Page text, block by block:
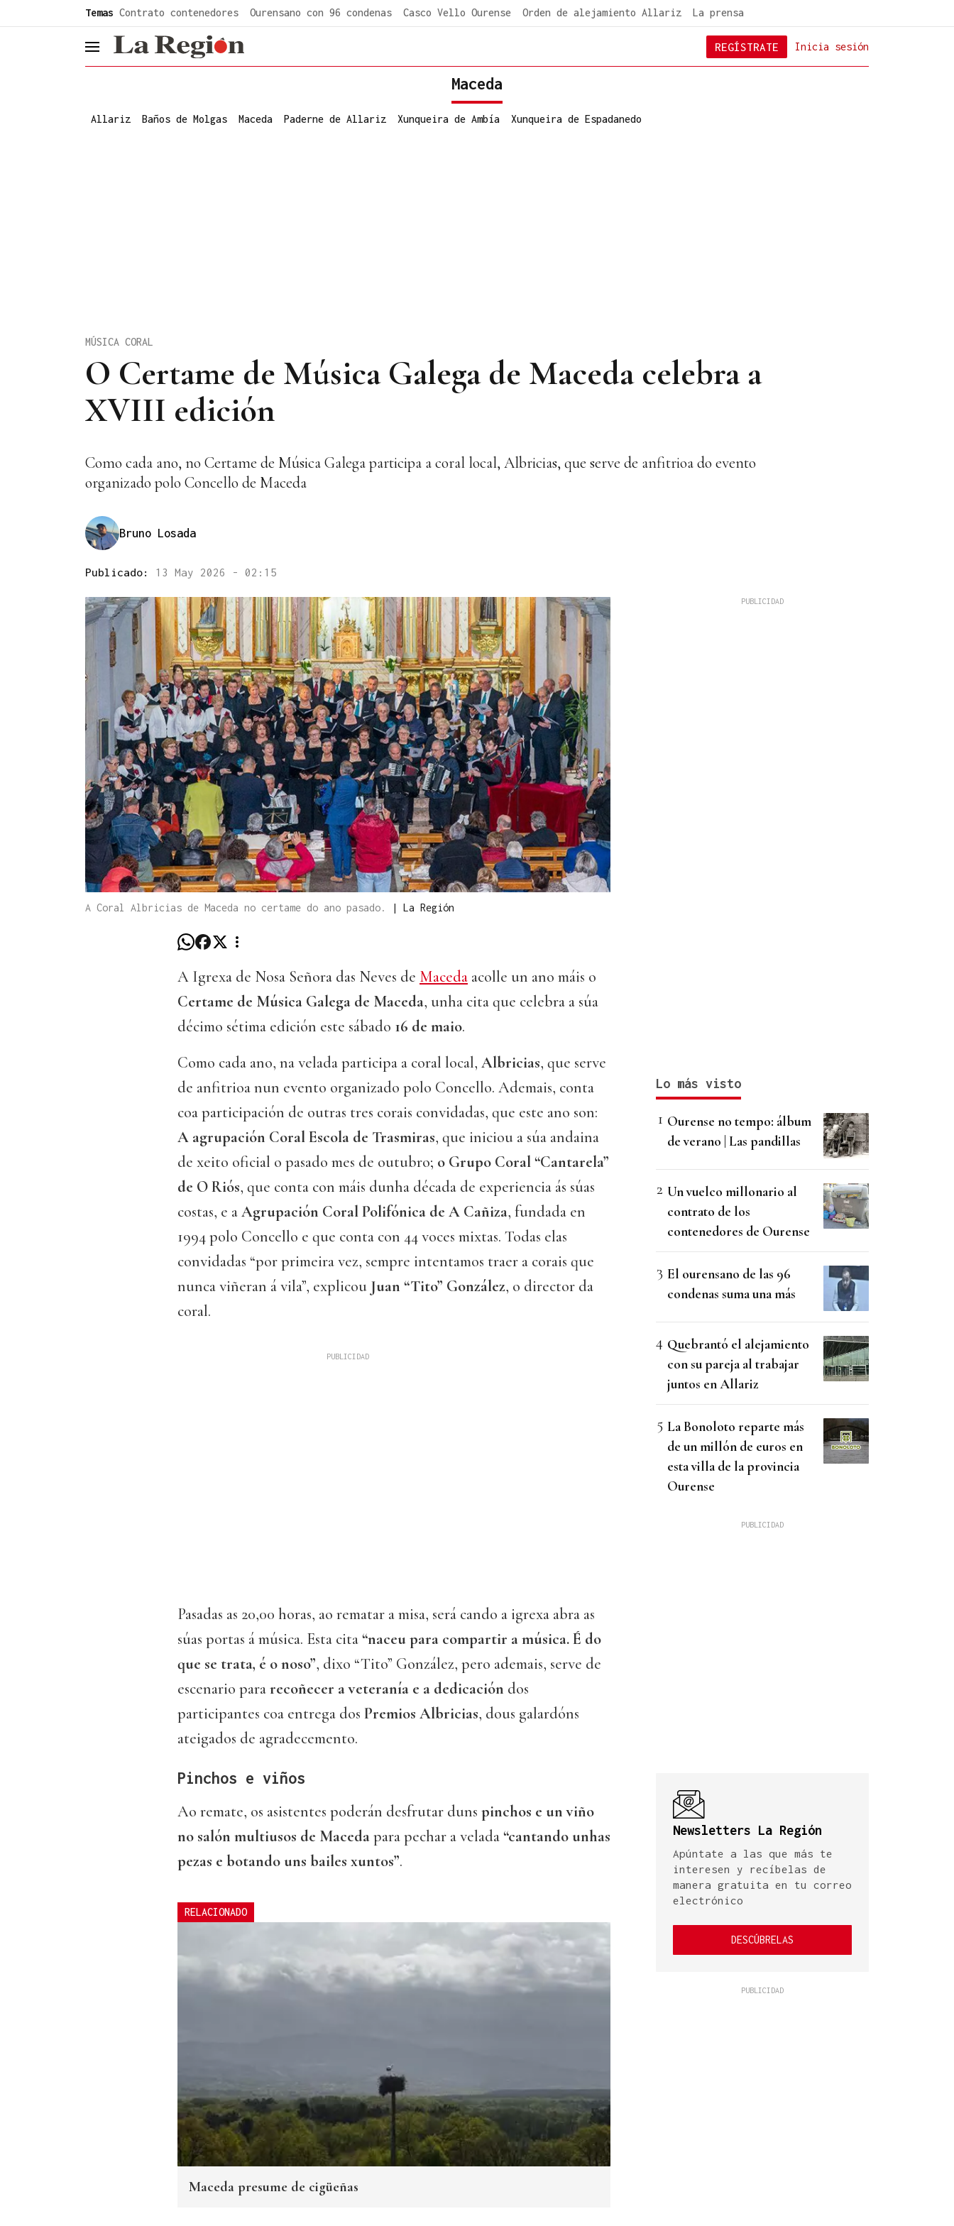
Temas Contrato contenedores Ourensano con 96 condenas Casco Vello Ourense Orden de alejamiento Allariz La prensa
header.menu.open Inicia sesión
REGÍSTRATE
Maceda
Allariz Baños de Molgas Maceda Paderne de Allariz Xunqueira de Ambía Xunqueira de Espadanedo
O Certame de Música Galega de Maceda celebra a
XVIII edición
MÚSICA CORAL
Como cada ano, no Certame de Música Galega participa a coral local, Albricias, que serve de anfitrioa do evento
organizado polo Concello de Maceda
Bruno Losada
Publicado: 13 May 2026 - 02:15
A Coral Albricias de Maceda no certame do ano pasado. | La Región
A Igrexa de Nosa Señora das Neves de Maceda acolle un ano máis o
Certame de Música Galega de Maceda, unha cita que celebra a súa
décimo sétima edición este sábado 16 de maio.
Como cada ano, na velada participa a coral local, Albricias, que serve
de anfitrioa nun evento organizado polo Concello. Ademais, conta
coa participación de outras tres corais convidadas, que este ano son:
A agrupación Coral Escola de Trasmiras, que iniciou a súa andaina
de xeito oficial o pasado mes de outubro; o Grupo Coral “Cantarela”
de O Riós, que conta con máis dunha década de experiencia ás súas
costas, e aAgrupación Coral Polifónica de A Cañiza, fundada en
1994 polo Concello e que conta con 44 voces mixtas. Todas elas
convidadas “por primeira vez, sempre intentamos traer a corais que
nunca viñeran á vila”, explicou Juan “Tito” González, o director da
coral.
Pasadas as 20,00 horas, ao rematar a misa, será cando a igrexa abra as
súas portas á música. Esta cita“naceu para compartir a música. É do
que se trata, é o noso”, dixo “Tito” González, pero ademais, serve de
escenario pararecoñecer a veteranía e a dedicación dos
participantes coa entrega dos Premios Albricias, dous galardóns
ateigados de agradecemento.
Pinchos e viños
Ao remate, os asistentes poderán desfrutar duns pinchos e un viño
no salón multiusos de Macedapara pechar a velada“cantando unhas
pezas e botando uns bailes xuntos”.
RELACIONADO
Maceda presume de cigüeñas
Lo más visto
Ourense no tempo: álbum
de verano | Las pandillas
Un vuelco millonario al
contrato de los
contenedores de Ourense
El ourensano de las 96
condenas suma una más
Quebrantó el alejamiento
con su pareja al trabajar
juntos en Allariz
La Bonoloto reparte más
de un millón de euros en
esta villa de la provincia
Ourense
Newsletters La Región
Apúntate a las que más te
interesen y recíbelas de
manera gratuita en tu correo
electrónico
DESCÚBRELAS